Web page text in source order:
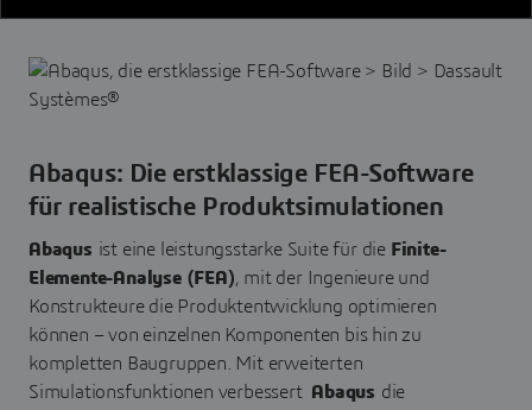
Abaqus: Die erstklassige FEA-Software
für realistische Produktsimulationen
Abaqus ist eine leistungsstarke Suite für die Finite-
Elemente-Analyse (FEA), mit der Ingenieure und
Konstrukteure die Produktentwicklung optimieren
können – von einzelnen Komponenten bis hin zu
kompletten Baugruppen. Mit erweiterten
Simulationsfunktionen verbessert Abaqus die